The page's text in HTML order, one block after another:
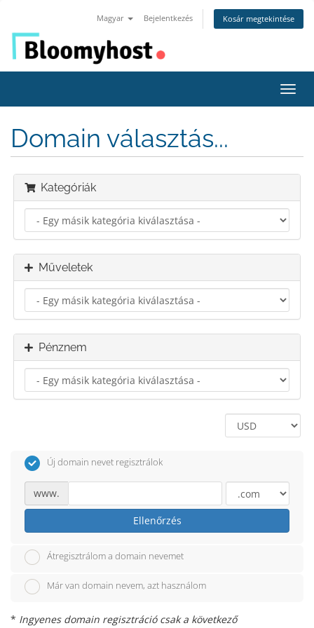
Magyar Bejelentkezés Kosár megtekintése
a
Domain választás...
Kategóriák
Műveletek
Pénznem
Új domain nevet regisztrálok
www.
Ellenőrzés
Átregisztrálom a domain nevemet
Már van domain nevem, azt használom
* Ingyenes domain regisztráció csak a következő